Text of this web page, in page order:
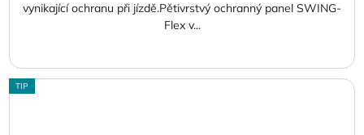
vynikající ochranu při jízdě.Pětivrstvý ochranný panel SWING-
Flex v...
TIP